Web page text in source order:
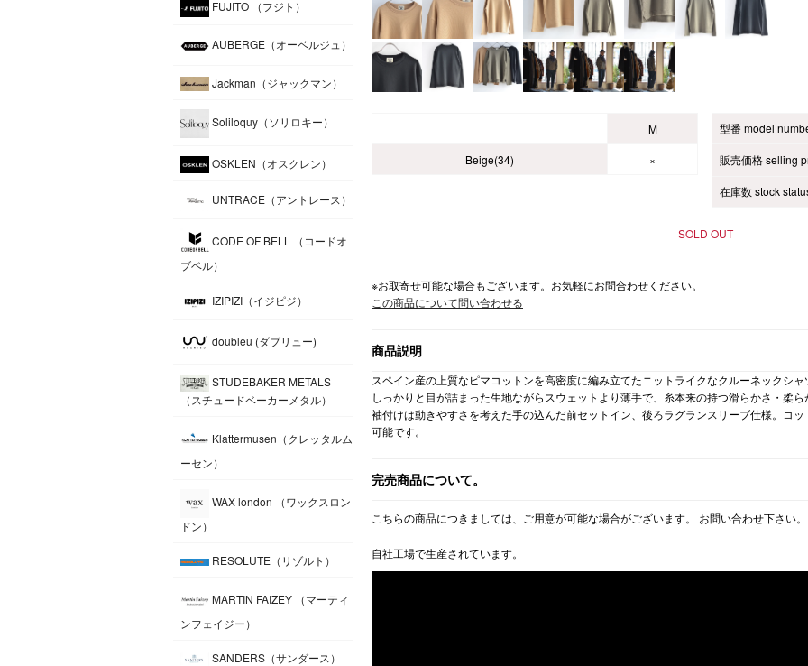
FUJITO （フジト）
AUBERGE（オーベルジュ）
Jackman（ジャックマン）
Soliloquy（ソリロキー）
OSKLEN（オスクレン）
UNTRACE（アントレース）
CODE OF BELL （コードオ
ブベル）
IZIPIZI（イジピジ）
doubleu (ダブリュー)
STUDEBAKER METALS
（スチュードベーカーメタル）
Klattermusen（クレッタルム
ーセン）
WAX london （ワックスロン
ドン）
RESOLUTE（リゾルト）
MARTIN FAIZEY （マーティ
ンフェイジー）
SANDERS（サンダース）
M
Beige(34)
×
型番 model
販売価格 selling
在庫数 stock
SOLD OUT
※お取寄せ可能な場合もございます。お気軽にお問合わせください。
この商品について問い合わせる
商品説明
スペイン産の上質なピマコットンを高密度に編み立てたニットライクなクルーネックシャ
しっかりと目が詰まった生地ながらスウェットより薄手で、糸本来の持つ滑らかさ・柔
袖付けは動きやすさを考えた手の込んだ前セットイン、後ろラグランスリーブ仕様。コ
可能です。
完売商品について。
こちらの商品につきましては、ご用意が可能な場合がございます。 お問い合わせ下さい。
自社工場で生産されています。